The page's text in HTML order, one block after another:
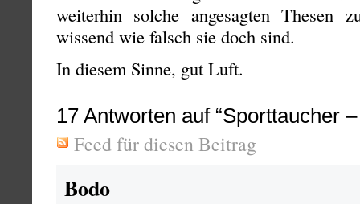
weiterhin solche angesagten Thesen
wissend wie falsch sie doch sind.
In diesem Sinne, gut Luft.
17 Antworten auf “Sporttaucher
Feed für diesen Beitrag
Bodo